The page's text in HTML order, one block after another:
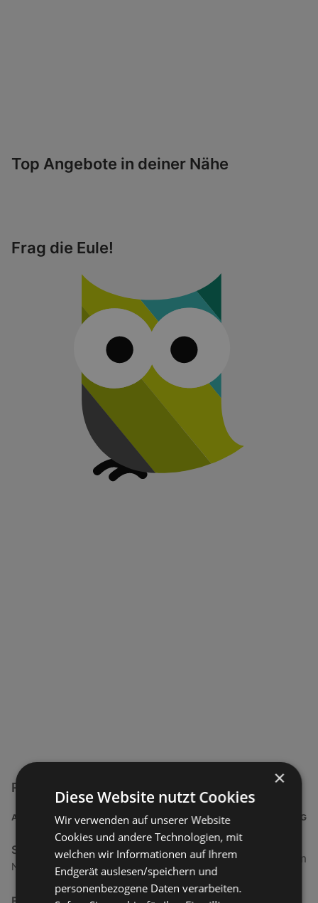
Top Angebote in deiner Nähe
Frag die Eule!
Rama Filialen in der Nähe
ADRESSE ENTFERNUNG
SPAR Markt
Nr. 201, 6404 Polling
118,84 km
×
Diese Website nutzt Cookies
Wir verwenden auf unserer Website
Cookies und andere Technologien, mit
welchen wir Informationen auf Ihrem
Endgerät auslesen/speichern und
personenbezogene Daten verarbeiten.